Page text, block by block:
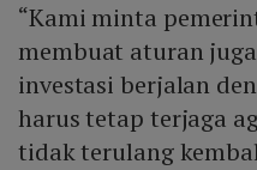
“Kami minta
membuat aturan
investasi berjalan
harus tetap terjaga
tidak terulang